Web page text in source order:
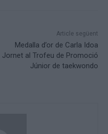
Article següent
Medalla d’or de Carla Idoa
Jornet al Trofeu de Promoció
Júnior de taekwondo